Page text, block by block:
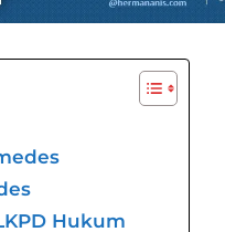
Hukum